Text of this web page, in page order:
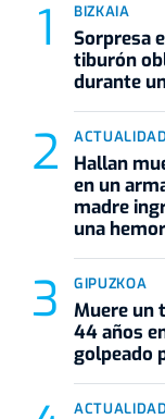
BIZKAIA
Sorpresa
tiburón
durante
Hallan
en un
madre
una
GIPUZKOA
Muere un
44 años
golpeado